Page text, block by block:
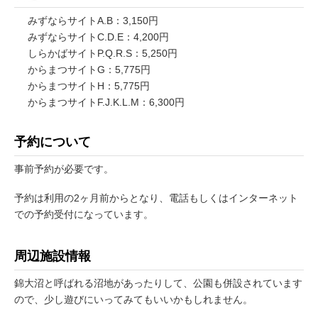
みずならサイトA.B：3,150円
みずならサイトC.D.E：4,200円
しらかばサイトP.Q.R.S：5,250円
からまつサイトG：5,775円
からまつサイトH：5,775円
からまつサイトF.J.K.L.M：6,300円
予約について
事前予約が必要です。
予約は利用の2ヶ月前からとなり、電話もしくはインターネット
での予約受付になっています。
周辺施設情報
錦大沼と呼ばれる沼地があったりして、公園も併設されています
ので、少し遊びにいってみてもいいかもしれません。